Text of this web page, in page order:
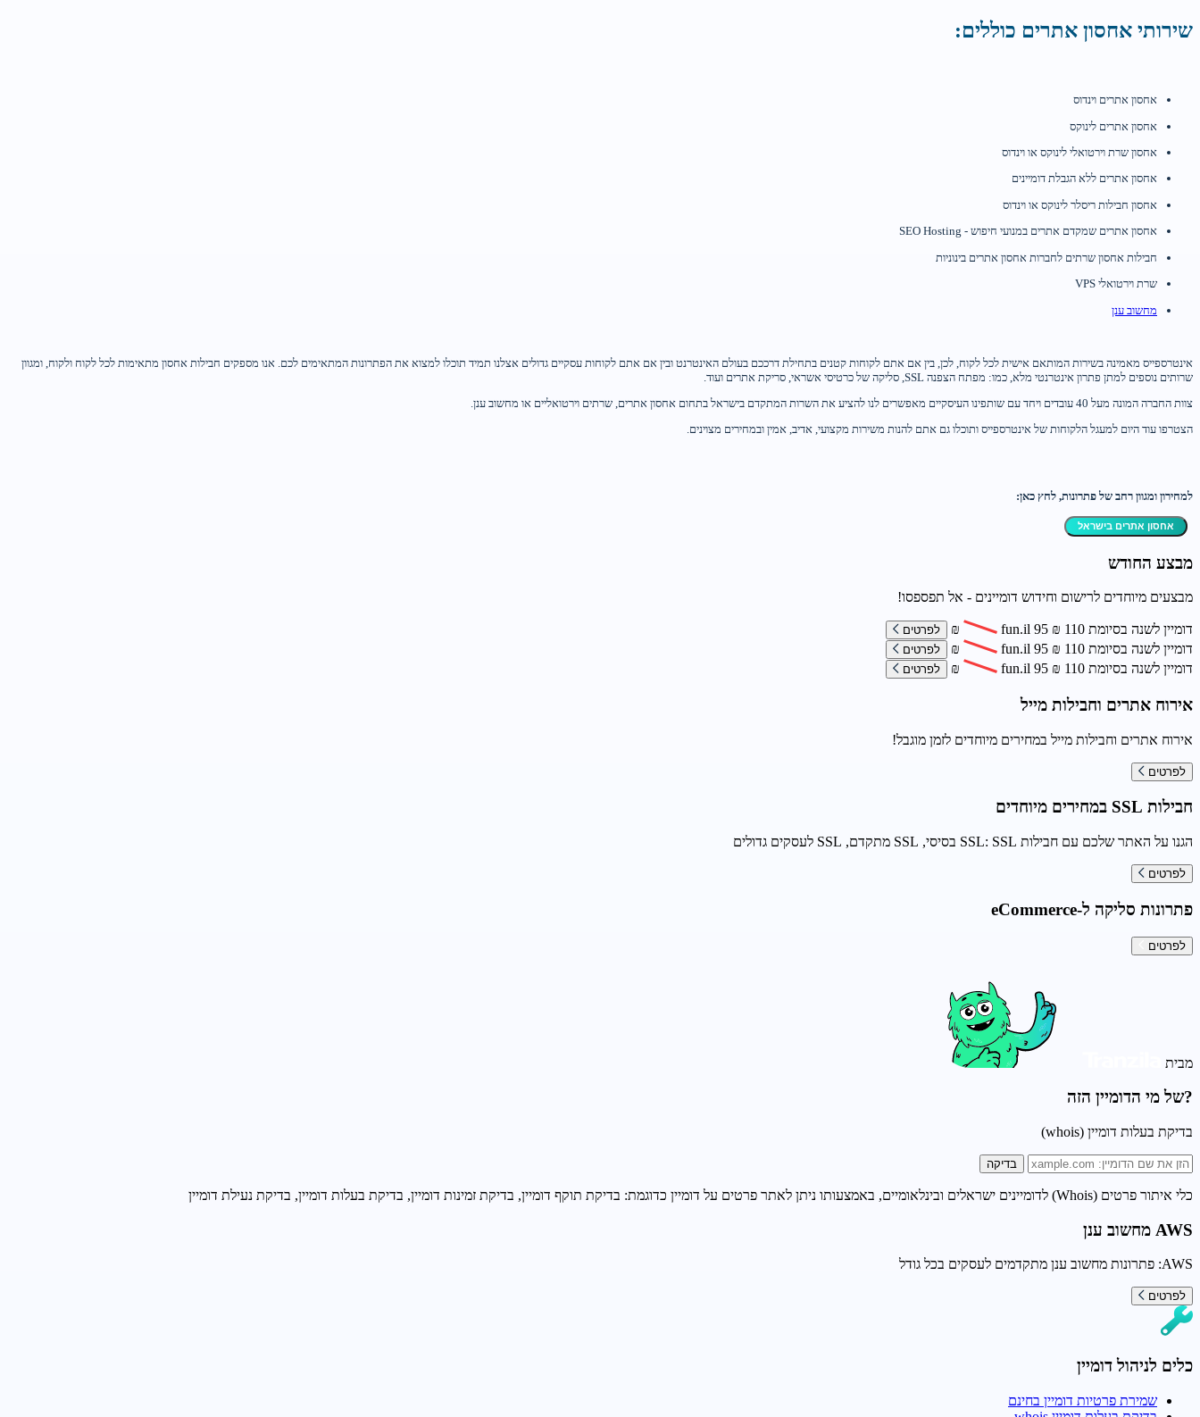
שירותי אחסון אתרים כוללים:
אחסון אתרים וינדוס
אחסון אתרים לינוקס
אחסון שרת וירטואלי לינוקס או וינדוס
אחסון אתרים ללא הגבלת דומיינים
אחסון חבילות ריסלר לינוקס או וינדוס
אחסון אתרים שמקדם אתרים במנועי חיפוש - SEO Hosting
חבילות אחסון שרתים לחברות אחסון אתרים בינוניות
שרת וירטואלי VPS
מחשוב ענן
אינטרספייס מאמינה בשירות המותאם אישית לכל לקוח, לכן, בין אם אתם לקוחות קטנים בתחילת דרככם בעולם האינטרנט ובין אם אתם לקוחות עסקיים גדולים אצלנו תמיד תוכלו למצוא את הפתרונות המתאימים לכם. אנו מספקים חבילות אחסון מתאימות לכל לקוח ולקוח, ומגוון
שרותים נוספים למתן פתרון אינטרנטי מלא, כמו: מפתח הצפנה SSL, סליקה של כרטיסי אשראי, סריקת אתרים ועוד.
צוות החברה המונה מעל 40 עובדים ויחד עם שותפינו העיסקיים מאפשרים לנו להציע את השרות המתקדם בישראל בתחום אחסון אתרים, שרתים וירטואליים או מחשוב ענן.
הצטרפו עוד היום למעגל הלקוחות של אינטרספייס ותוכלו גם אתם להנות משירות מקצועי, אדיב, אמין ובמחירים מצוינים.
למחירון ומגוון רחב של פתרונות, לחץ כאן:
אחסון אתרים בישראל
מבצע החודש
מבצעים מיוחדים לרישום וחידוש דומיינים - אל תפספסו!
דומיין לשנה בסיומת fun.il 95 ₪ 110
₪ לפרטים
דומיין לשנה בסיומת fun.il 95 ₪ 110
₪ לפרטים
דומיין לשנה בסיומת fun.il 95 ₪ 110
₪ לפרטים
אירוח אתרים וחבילות מייל
אירוח אתרים וחבילות מייל במחירים מיוחדים לזמן מוגבל!
לפרטים
חבילות SSL במחירים מיוחדים
הגנו על האתר שלכם עם חבילות SSL: SSL בסיסי, SSL מתקדם, SSL לעסקים גדולים
לפרטים
פתרונות סליקה ל-eCommerce
לפרטים
מבית
?של מי הדומיין הזה
בדיקת בעלות דומיין (whois)
בדיקה
כלי איתור פרטים (Whois) לדומיינים ישראלים ובינלאומיים, באמצעותו ניתן לאתר פרטים על דומיין כדוגמת: בדיקת תוקף דומיין, בדיקת זמינות דומיין, בדיקת בעלות דומיין, בדיקת נעילת דומיין
AWS מחשוב ענן
AWS: פתרונות מחשוב ענן מתקדמים לעסקים בכל גודל
לפרטים
כלים לניהול דומיין
שמירת פרטיות דומיין בחינם